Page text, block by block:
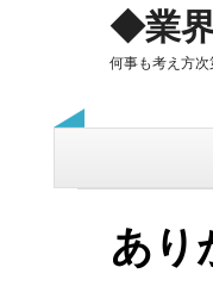
◆業
何事も考え方次
あり